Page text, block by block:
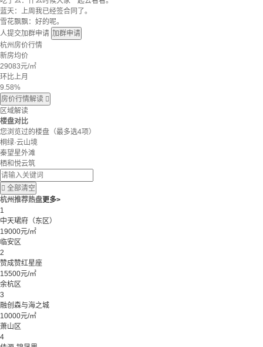
蓝天：上周我已经签合同了。
雪花飘飘：好的呢。
人提交加群申请 加群申请
杭州房价行情
新房均价
29083元/㎡
环比上月
9.58%
房价行情解读 
区域解读
楼盘对比
您浏览过的楼盘 （最多选4项）
桐绿·云山境
秦望星外滩
栖和悦云筑
 全部清空
杭州推荐热盘更多>
1
中天珺府（东区）
19000元/㎡
临安区
2
赞成赞红星座
15500元/㎡
余杭区
3
融创森与海之城
10000元/㎡
萧山区
4